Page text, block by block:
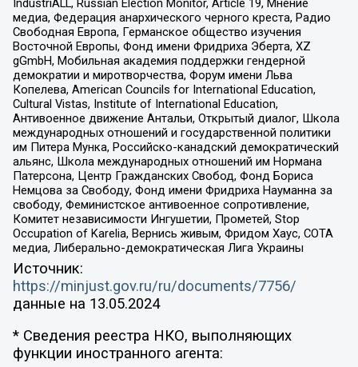
IndustriALL, Russian Election Monitor, Article 19, Мнение
медиа, Федерация анархического черного креста, Радио
Свободная Европа, Германское общество изучения
Восточной Европы, Фонд имени Фридриха Эберта, XZ
gGmbH, Мобильная академия поддержки гендерной
демократии и миротворчества, Форум имени Льва
Копелева, American Councils for International Education,
Cultural Vistas, Institute of International Education,
Антивоенное движение Антальи, Открытый диалог, Школа
международных отношений и государственной политики
им Питера Мунка, Российско-канадский демократический
альянс, Школа международных отношений им Нормана
Патерсона, Центр Гражданских Свобод, Фонд Бориса
Немцова за Свободу, Фонд имени Фридриха Науманна за
свободу, Феминистское антивоенное сопротивление,
Комитет независимости Ингушетии, Прометей, Stop
Occupation of Karelia, Вернись живым, Фридом Хаус, СОТА
медиа, Либерально-демократическая Лига Украины
Источник:
https://minjust.gov.ru/ru/documents/7756/
данные на 13.05.2024
* Сведения реестра НКО, выполняющих
функции иностранного агента: